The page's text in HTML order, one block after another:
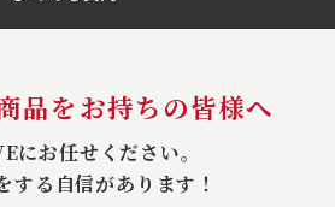
品をお持ちの皆様へ
にお任せください。
する自信があります！